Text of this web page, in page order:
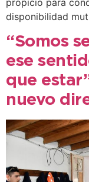
propicio para
disponibilidad
“Somos
ese
que
nuevo